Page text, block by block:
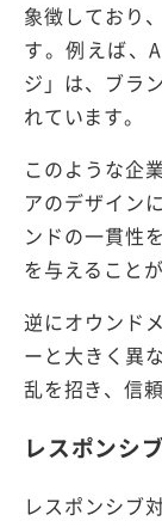
象徴しており
す。例えば、
ジ」は、ブラ
れています。
このような企
アのデザイン
ンドの一貫性
を与えること
逆にオウンド
ーと大きく異
乱を招き、信
レスポンシ
レスポンシブ